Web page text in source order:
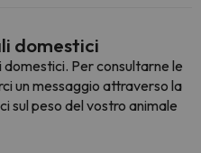
domestici
Per consultarne le
un messaggio attraverso la
sul peso del vostro animale